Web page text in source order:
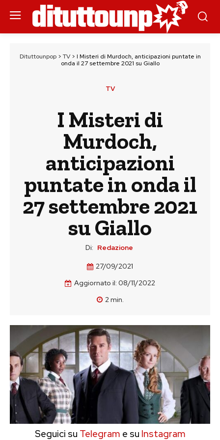
Dituttounpop> TV> I Misteri di Murdoch, anticipazioni puntate in
onda il 27 settembre 2021 su Giallo
TV
I Misteri di
Murdoch,
anticipazioni
puntate in onda il
27 settembre 2021
su Giallo
Di: Redazione
27/09/2021
Aggiornato il: 08/11/2022
2min.
Seguici su Telegram e su Instagram